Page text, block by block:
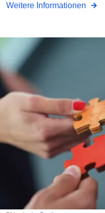
Weitere Informationen